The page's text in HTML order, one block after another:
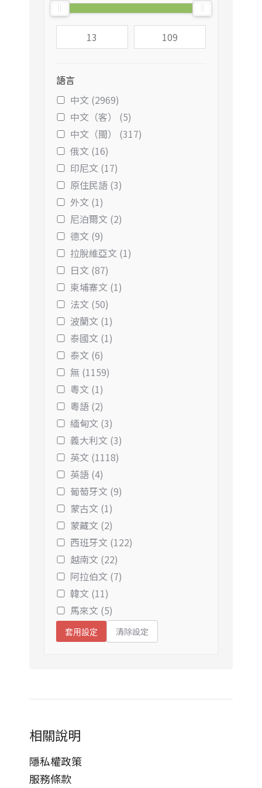
語言
中文 (2969)
中文（客） (5)
中文（閩） (317)
俄文 (16)
印尼文 (17)
原住民語 (3)
外文 (1)
尼泊爾文 (2)
德文 (9)
拉脫維亞文 (1)
日文 (87)
柬埔寨文 (1)
法文 (50)
波蘭文 (1)
泰國文 (1)
泰文 (6)
無 (1159)
粵文 (1)
粵語 (2)
緬甸文 (3)
義大利文 (3)
英文 (1118)
英語 (4)
葡萄牙文 (9)
蒙古文 (1)
蒙藏文 (2)
西班牙文 (122)
越南文 (22)
阿拉伯文 (7)
韓文 (11)
馬來文 (5)
套用設定 清除設定
相關說明
隱私權政策
服務條款